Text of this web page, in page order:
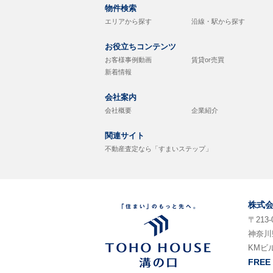
物件検索
エリアから探す 沿線・駅から探す
お役立ちコンテンツ
お客様事例動画
賃貸or売買
新着情報
会社案内
会社概要 企業紹介
関連サイト
不動産査定なら「すまいステップ」
株式
〒
神奈
KMビ